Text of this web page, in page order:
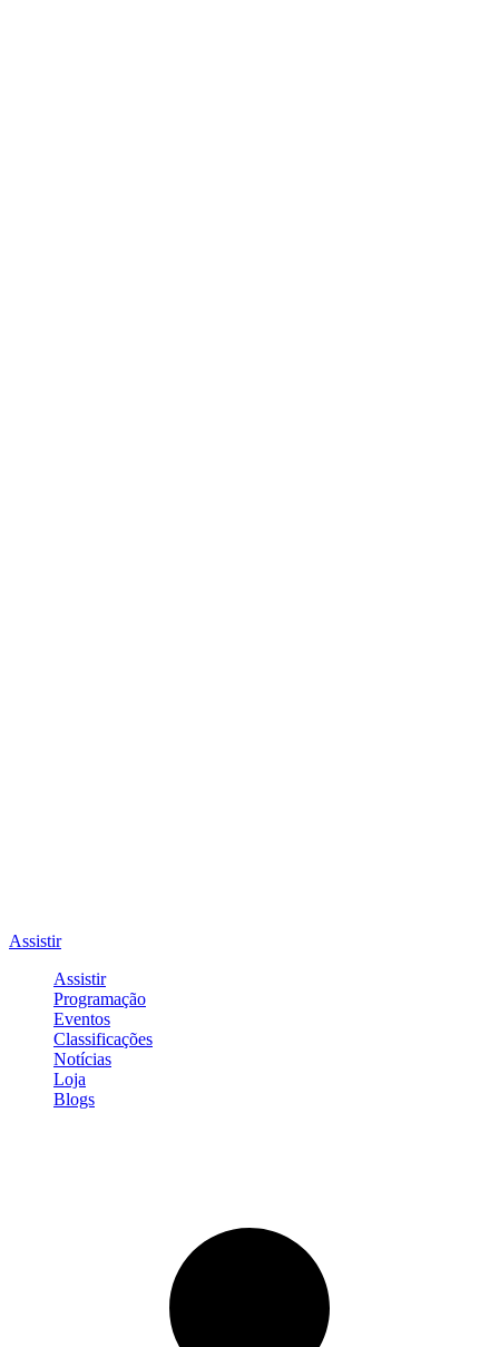
Assistir
Assistir
Programação
Eventos
Classificações
Notícias
Loja
Blogs